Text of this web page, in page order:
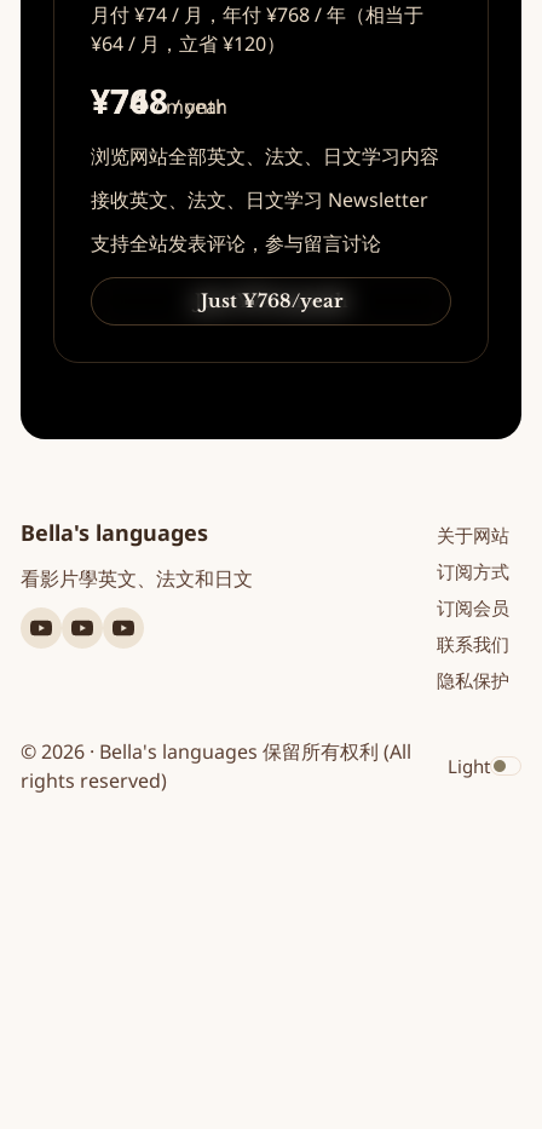
月付 ¥74 / 月，年付 ¥768 / 年（相当于
¥64 / 月，立省 ¥120）
¥74/ month
¥768/ year
浏览网站全部英文、法文、日文学习内容
接收英文、法文、日文学习 Newsletter
支持全站发表评论，参与留言讨论
Just ¥74/month
Just ¥768/year
Bella's languages
看影片學英文、法文和日文
YouTube
英
YouTube
法
YouTube
日
关于网站
订阅方式
订阅会员
联系我们
隐私保护
© 2026 · Bella's languages 保留所有权利 (All
rights reserved)
Toggle
Light